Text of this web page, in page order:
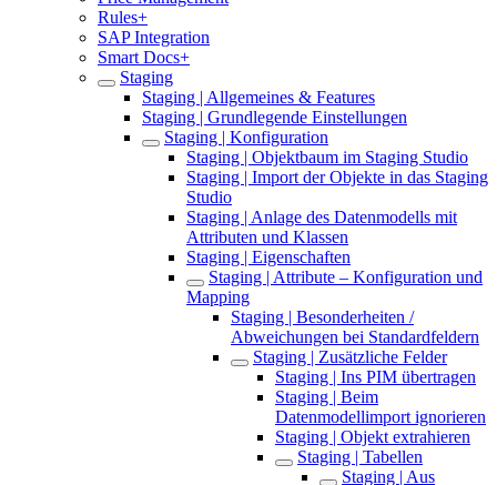
Rules+
SAP Integration
Smart Docs+
Staging
Staging | Allgemeines & Features
Staging | Grundlegende Einstellungen
Staging | Konfiguration
Staging | Objektbaum im Staging Studio
Staging | Import der Objekte in das Staging
Studio
Staging | Anlage des Datenmodells mit
Attributen und Klassen
Staging | Eigenschaften
Staging | Attribute – Konfiguration und
Mapping
Staging | Besonderheiten /
Abweichungen bei Standardfeldern
Staging | Zusätzliche Felder
Staging | Ins PIM übertragen
Staging | Beim
Datenmodellimport ignorieren
Staging | Objekt extrahieren
Staging | Tabellen
Staging | Aus